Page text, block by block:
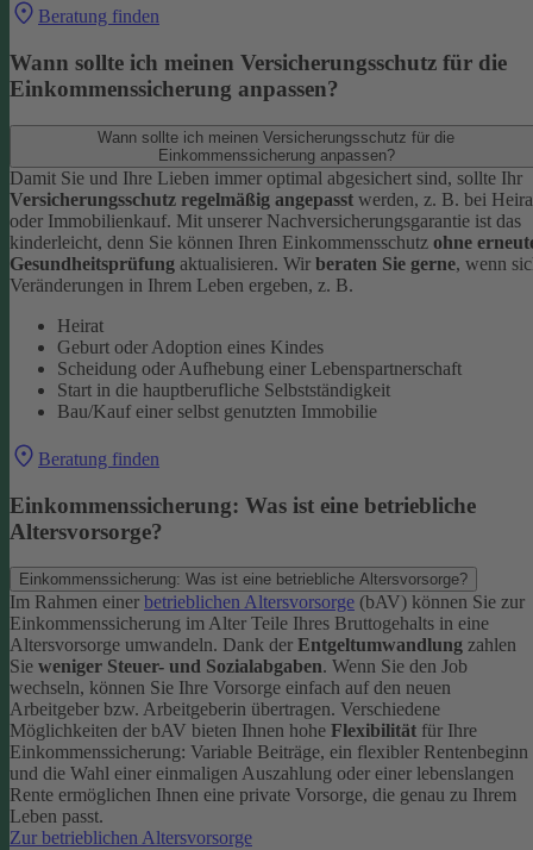
Beratung finden
Wann sollte ich meinen Versicherungsschutz für die
Einkommenssicherung anpassen?
Wann sollte ich meinen Versicherungsschutz für die
Einkommenssicherung anpassen?
Damit Sie und Ihre Lieben immer optimal abgesichert sind, sollte Ihr
Versicherungsschutz regelmäßig angepasst werden, z. B. bei
oder Immobilienkauf. Mit unserer Nachversicherungsgarantie ist das
kinderleicht, denn Sie können Ihren Einkommensschutz ohne
Gesundheitsprüfung aktualisieren. Wir beraten Sie gerne, wenn
Veränderungen in Ihrem Leben ergeben, z. B.
Heirat
Geburt oder Adoption eines Kindes
Scheidung oder Aufhebung einer Lebenspartnerschaft
Start in die hauptberufliche Selbstständigkeit
Bau/Kauf einer selbst genutzten Immobilie
Beratung finden
Einkommenssicherung: Was ist eine betriebliche
Altersvorsorge?
Einkommenssicherung: Was ist eine betriebliche Altersvorsorge?
Im Rahmen einer betrieblichen Altersvorsorge (bAV) können Sie zur
Einkommenssicherung im Alter Teile Ihres Bruttogehalts in eine
Altersvorsorge umwandeln. Dank der Entgeltumwandlung zahlen
Sie weniger Steuer- und Sozialabgaben. Wenn Sie den Job
wechseln, können Sie Ihre Vorsorge einfach auf den neuen
Arbeitgeber bzw. Arbeitgeberin übertragen. Verschiedene
Möglichkeiten der bAV bieten Ihnen hohe Flexibilität für Ihre
Einkommenssicherung: Variable Beiträge, ein flexibler Rentenbeginn
und die Wahl einer einmaligen Auszahlung oder einer lebenslangen
Rente ermöglichen Ihnen eine private Vorsorge, die genau zu Ihrem
Leben passt.
Zur betrieblichen Altersvorsorge